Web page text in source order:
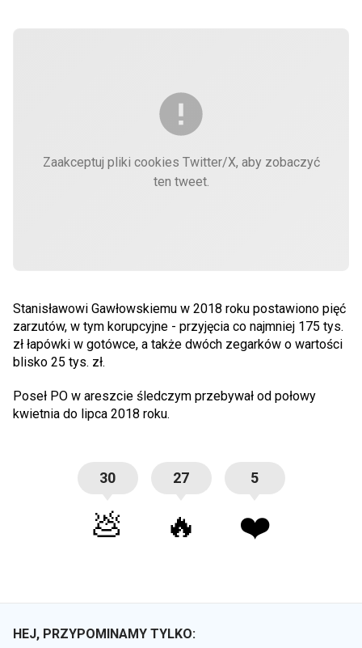
Zaakceptuj pliki cookies Twitter/X, aby zobaczyć
ten tweet.
Stanisławowi Gawłowskiemu w 2018 roku postawiono pięć
zarzutów, w tym korupcyjne - przyjęcia co najmniej 175 tys.
zł łapówki w gotówce, a także dwóch zegarków o wartości
blisko 25 tys. zł.
Poseł PO w areszcie śledczym przebywał od połowy
kwietnia do lipca 2018 roku.
30
💩
27
🔥
5
❤️
HEJ, PRZYPOMINAMY TYLKO: